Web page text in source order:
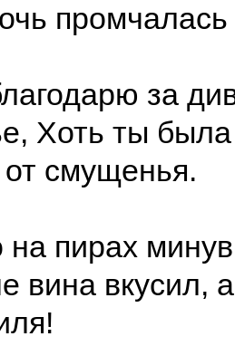
промчалась
за
Хоть ты была
смущенья.
на пирах
вина вкусил,